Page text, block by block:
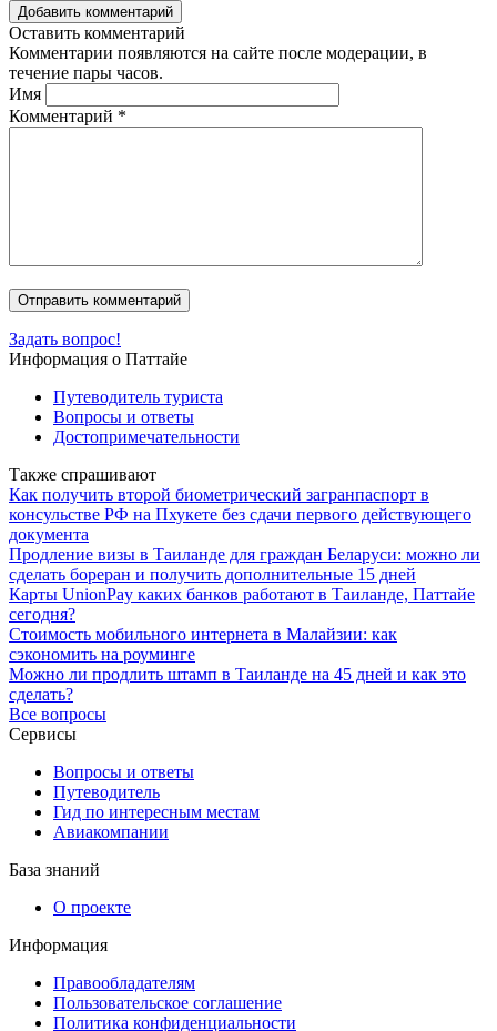
Добавить комментарий
Оставить комментарий
Комментарии появляются на сайте после модерации, в
течение пары часов.
Имя
Комментарий *
Задать вопрос!
Информация о Паттайе
Путеводитель туриста
Вопросы и ответы
Достопримечательности
Также спрашивают
Как получить второй биометрический загранпаспорт в
консульстве РФ на Пхукете без сдачи первого действующего
документа
Продление визы в Таиланде для граждан Беларуси: можно ли
сделать бореран и получить дополнительные 15 дней
Карты UnionPay каких банков работают в Таиланде, Паттайе
сегодня?
Стоимость мобильного интернета в Малайзии: как
сэкономить на роуминге
Можно ли продлить штамп в Таиланде на 45 дней и как это
сделать?
Все вопросы
Сервисы
Вопросы и ответы
Путеводитель
Гид по интересным местам
Авиакомпании
База знаний
О проекте
Информация
Правообладателям
Пользовательское соглашение
Политика конфиденциальности